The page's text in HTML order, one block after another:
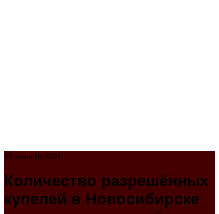
15 января 2021
Количество разрешённых
купелей в Новосибирске